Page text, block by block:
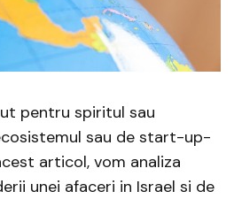
pentru spiritul sau
sau de start-up-
articol, vom analiza
unei afaceri in Israel si de